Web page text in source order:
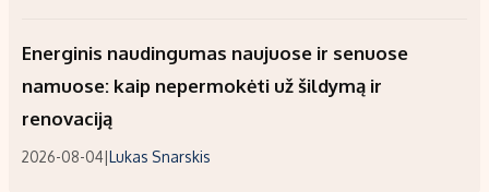
Energinis naudingumas naujuose ir senuose
namuose: kaip nepermokėti už šildymą ir
renovaciją
2026-08-04|Lukas Snarskis